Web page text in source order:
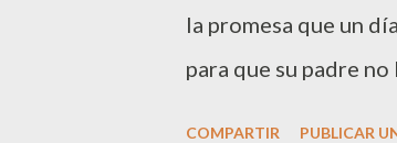
la promesa que un
para que su padre
COMPARTIR PUBLICAR